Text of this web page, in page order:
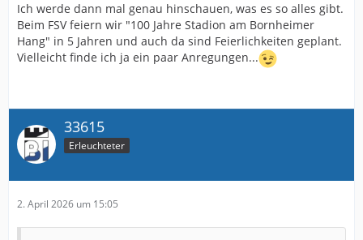
Ich werde dann mal genau hinschauen, was es so alles gibt.
Beim FSV feiern wir "100 Jahre Stadion am Bornheimer
Hang" in 5 Jahren und auch da sind Feierlichkeiten geplant.
Vielleicht finde ich ja ein paar Anregungen...
33615
Erleuchteter
2. April 2026 um 15:05